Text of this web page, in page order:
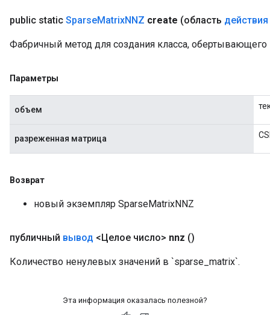
public static SparseMatrixNNZ create (область действия
Фабричный метод для создания класса,
Параметры
объем
разреженная матрица
Возврат
новый экземпляр SparseMatrixNNZ
публичный вывод <Целое число> nnz ()
Количество ненулевых значений в `sparse_matrix`.
Эта информация оказалась полезной?